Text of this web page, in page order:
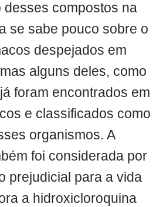
desses compostos na
se sabe pouco sobre o
despejados em
alguns deles, como
foram encontrados em
e classificados como
organismos. A
foi considerada por
prejudicial para a vida
a hidroxicloroquina